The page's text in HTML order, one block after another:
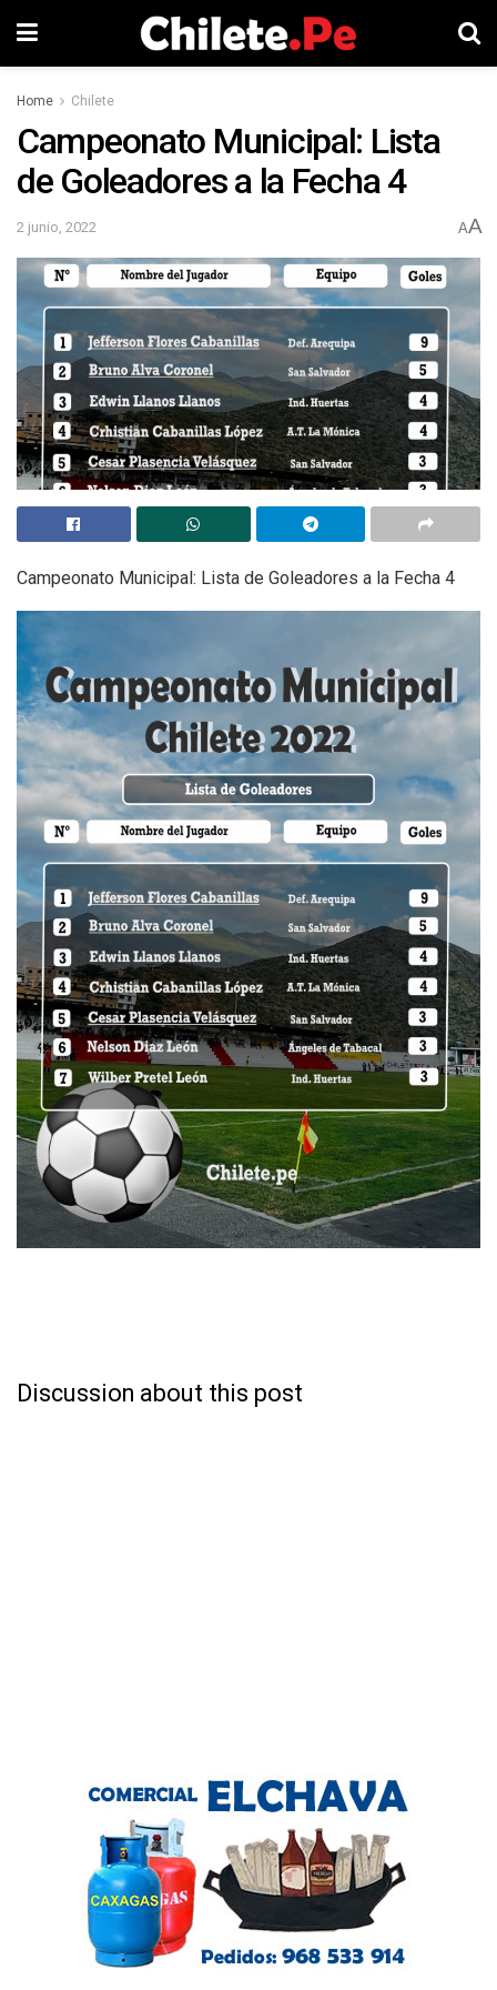
Home Chilete
Campeonato Municipal: Lista
de Goleadores a la Fecha 4
2 junio, 2022 AA
Campeonato Municipal: Lista de Goleadores a la Fecha 4
Discussion about this post